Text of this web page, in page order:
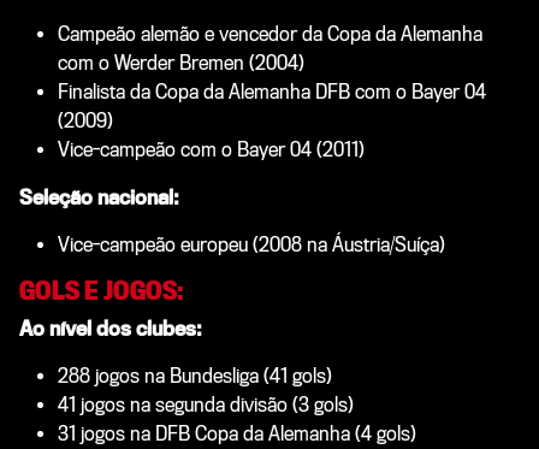
Campeão alemão e vencedor da Copa da Alemanha
com o Werder Bremen (2004)
Finalista da Copa da Alemanha DFB com o Bayer 04
(2009)
Vice-campeão com o Bayer 04 (2011)
Seleção nacional​:
Vice-campeão europeu (2008 na Áustria/Suíça)
GOLS E JOGOS:
Ao nível dos clubes:
288 jogos na Bundesliga (41 gols)
41 jogos na segunda divisão (3 gols)
31 jogos na DFB Copa da Alemanha (4 gols)